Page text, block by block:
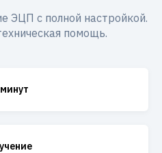
ЭЦП с полной настройкой.
помощь.